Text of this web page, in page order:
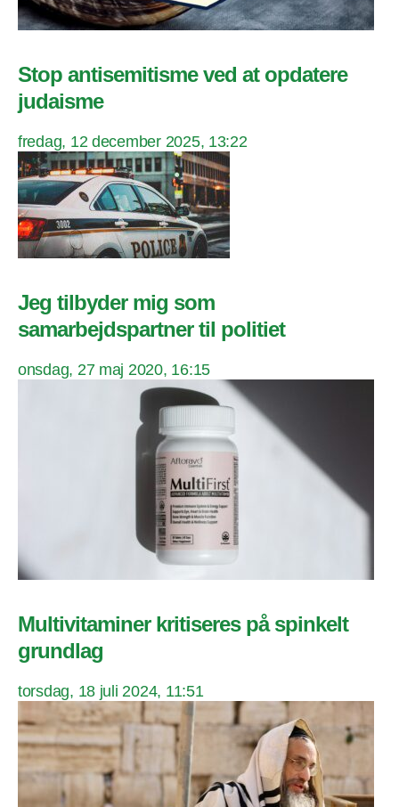
Stop antisemitisme ved at opdatere
judaisme
fredag, 12 december 2025, 13:22
Jeg tilbyder mig som
samarbejdspartner til politiet
onsdag, 27 maj 2020, 16:15
Multivitaminer kritiseres på spinkelt
grundlag
torsdag, 18 juli 2024, 11:51